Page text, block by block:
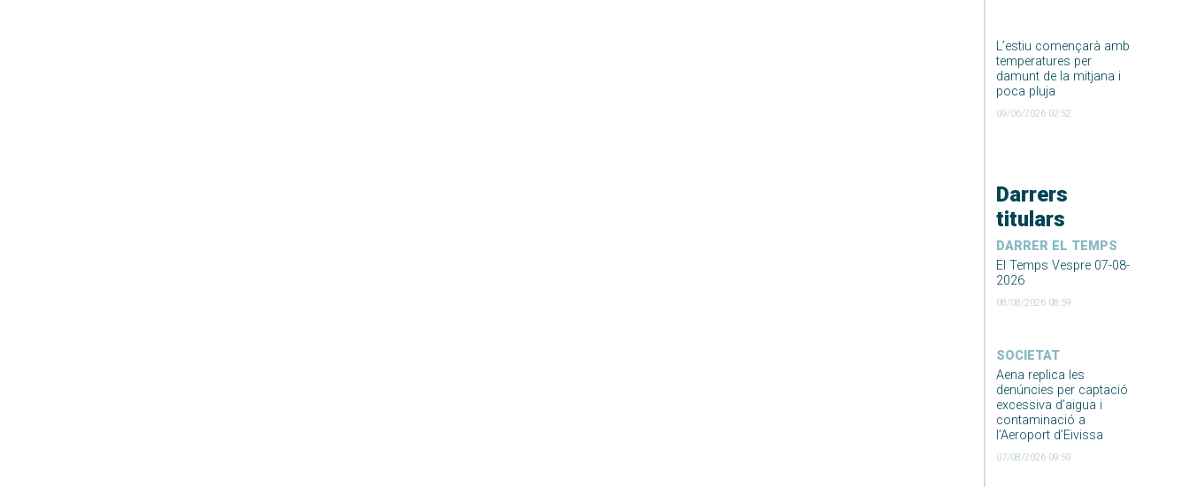
L’estiu començarà amb
temperatures per
damunt de la mitjana i
poca pluja
09/06/2026 02:52
Darrers
titulars
DARRER EL TEMPS
El Temps Vespre 07-08-
2026
08/08/2026 08:59
SOCIETAT
Aena replica les
denúncies per captació
excessiva d’aigua i
contaminació a
l’Aeroport d’Eivissa
07/08/2026 09:59